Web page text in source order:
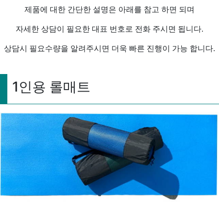
제품에 대한 간단한 설명은 아래를 참고 하면 되며
자세한 상담이 필요한 대표 번호로 전화 주시면 됩니다.
상담시 필요수량을 알려주시면 더욱 빠른 진행이 가능 합니다.
1인용 롤매트